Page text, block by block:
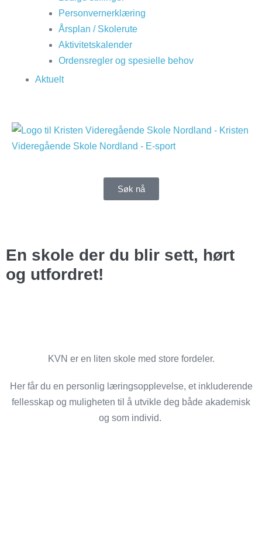
Personvernerklæring
Årsplan / Skolerute
Aktivitetskalender
Ordensregler og spesielle behov
Aktuelt
Søk nå
En skole der du blir sett, hørt
og utfordret!
KVN er en liten skole med store fordeler.
Her får du en personlig læringsopplevelse, et inkluderende
fellesskap og muligheten til å utvikle deg både akademisk
og som individ.